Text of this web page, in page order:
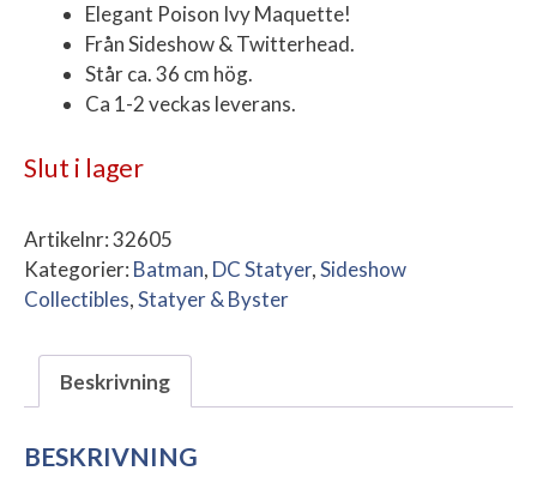
Elegant Poison Ivy Maquette!
Från Sideshow & Twitterhead.
Står ca. 36 cm hög.
Ca 1-2 veckas leverans.
Slut i lager
Artikelnr:32605
Kategorier: Batman, DC Statyer,Sideshow
Collectibles,Statyer & Byster
Beskrivning
BESKRIVNING